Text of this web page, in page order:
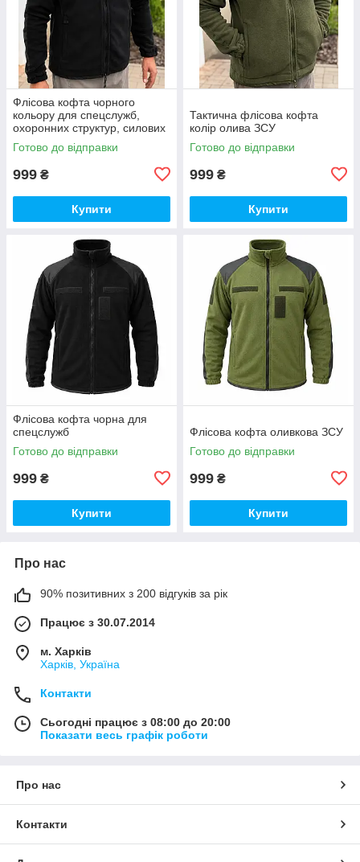
Флісова кофта чорного
кольору для спецслужб,
охоронних структур, силових
підрозділів
Готово до відправки
999 ₴
Купити
Тактична флісова кофта
колір олива ЗСУ
Готово до відправки
999 ₴
Купити
Флісова кофта чорна для
спецслужб
Готово до відправки
999 ₴
Купити
Флісова кофта оливкова ЗСУ
Готово до відправки
999 ₴
Купити
Про нас
90% позитивних з 200 відгуків за рік
Працює з 30.07.2014
м. Харків
Харків, Україна
Контакти
Сьогодні працює з 08:00 до 20:00
Показати весь графік роботи
Про нас
Контакти